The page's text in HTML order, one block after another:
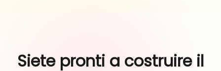
Siete pronti a costruire il